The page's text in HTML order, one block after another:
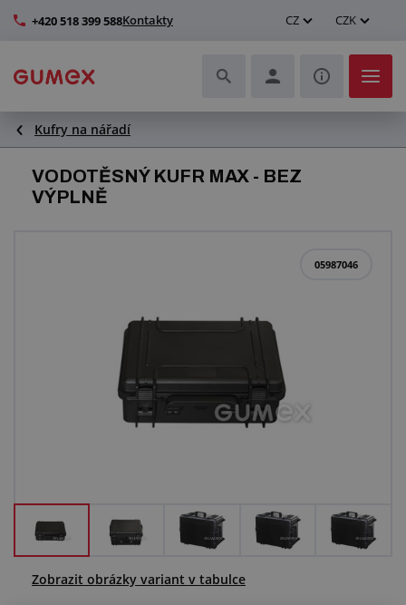
+420 518 399 588Kontakty CZ CZK
Hadice a jejich kompletace
Profily a výroba těsnění
Zlepšení pracovního prostředí
Další pryžové a plastové výrobky
Centrum poptávek
Kufry na nářadí
VODOTĚSNÝ KUFR MAX - BEZ
VÝPLNĚ
05987046
Zobrazit obrázky variant v tabulce